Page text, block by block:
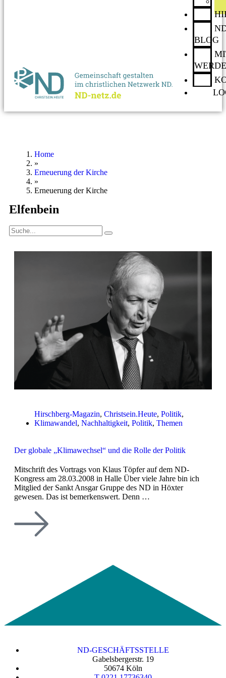
BLOG
Home
»
Erneuerung der Kirche
»
Erneuerung der Kirche
Elfenbein
Hirschberg-Magazin, Christsein.Heute, Politik,
Klimawandel, Nachhaltigkeit, Politik, Themen
Der globale „Klimawechsel“ und die Rolle der Politik
Mitschrift des Vortrags von Klaus Töpfer auf dem ND-
Kongress am 28.03.2008 in Halle Über viele Jahre bin ich
Mitglied der Sankt Ansgar Gruppe des ND in Höxter
gewesen. Das ist bemerkenswert. Denn …
ND-GESCHÄFTSSTELLE
Gabelsbergerstr. 19
50674 Köln